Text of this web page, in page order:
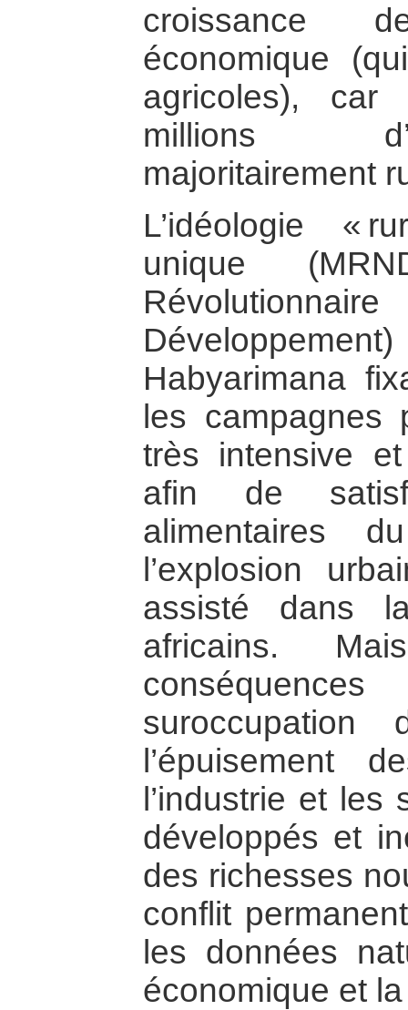
croissance
économique
agricoles), car
millions
majoritairement
L’idéologie «
unique
Habyarimana
les campagnes
très intensive
afin de
alimentaires
l’explosion
assisté dans
africains.
suroccupation
l’épuisement
l’industrie et
développés et
des richesses
conflit
les données
économique et